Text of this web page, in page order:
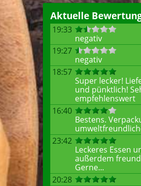
Aktuelle
19:33
negativ
19:27
negativ
18:57
Super lecker!
und pünktlich!
empfehlenswert
16:40
Bestens.
23:42
Leckeres Essen
außerdem
Gerne...
20:28